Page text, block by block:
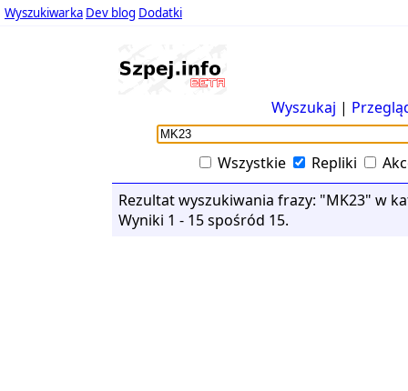
Wyszukiwarka Dev blog Dodatki
Wyszukaj |
Wszystkie Repliki
Rezultat wyszukiwania frazy: "MK23" w
Wyniki 1 - 15 spośród 15.